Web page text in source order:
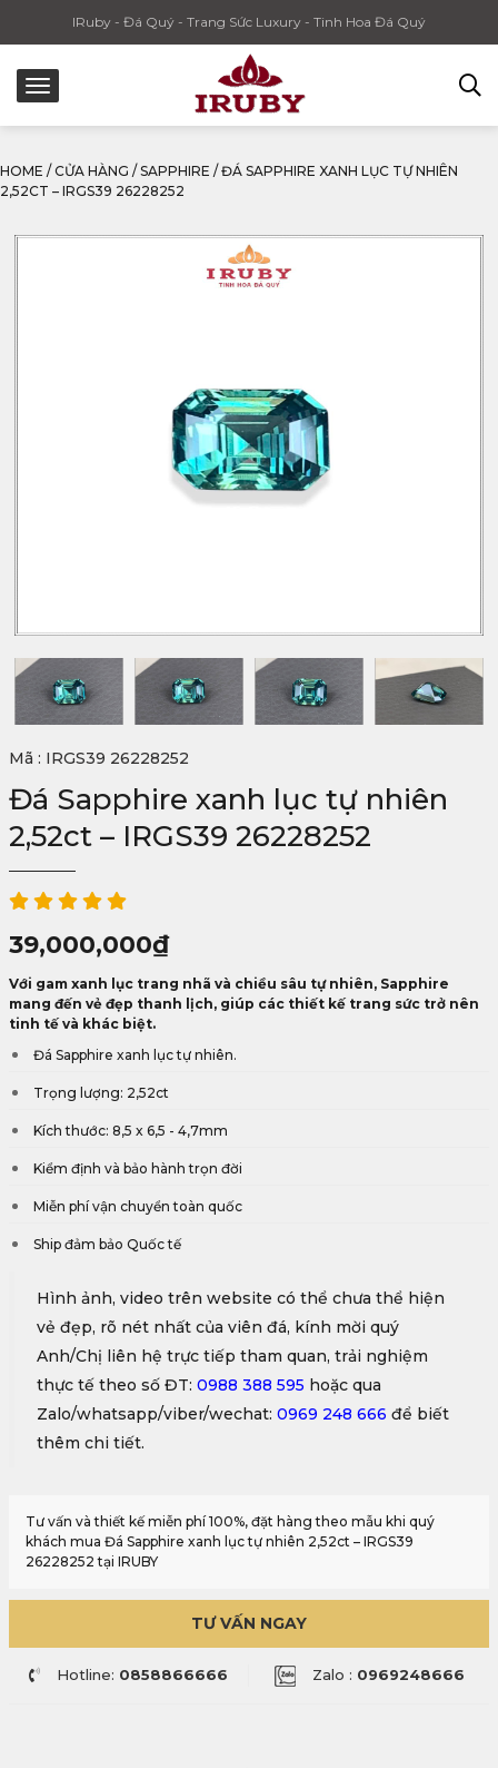
IRuby - Đá Quý - Trang Sức Luxury - Tinh Hoa Đá Quý
HOME / CỬA HÀNG / SAPPHIRE / ĐÁ SAPPHIRE XANH LỤC TỰ NHIÊN
2,52CT – IRGS39 26228252
Mã : IRGS39 26228252
Đá Sapphire xanh lục tự nhiên
2,52ct – IRGS39 26228252
39,000,000₫
Với gam xanh lục trang nhã và chiều sâu tự nhiên, Sapphire
mang đến vẻ đẹp thanh lịch, giúp các thiết kế trang sức trở nên
tinh tế và khác biệt.
Đá Sapphire xanh lục tự nhiên.
Trọng lượng: 2,52ct
Kích thước: 8,5 x 6,5 - 4,7mm
Kiểm định và bảo hành trọn đời
Miễn phí vận chuyển toàn quốc
Ship đảm bảo Quốc tế
Hình ảnh, video trên website có thể chưa thể hiện
vẻ đẹp, rõ nét nhất của viên đá, kính mời quý
Anh/Chị liên hệ trực tiếp tham quan, trải nghiệm
thực tế theo số ĐT: 0988 388 595 hoặc qua
Zalo/whatsapp/viber/wechat: 0969 248 666 để biết
thêm chi tiết.
Tư vấn và thiết kế miễn phí 100%, đặt hàng theo mẫu khi quý
khách mua Đá Sapphire xanh lục tự nhiên 2,52ct – IRGS39
26228252 tại IRUBY
TƯ VẤN NGAY
Hotline: 0858866666 Zalo : 0969248666